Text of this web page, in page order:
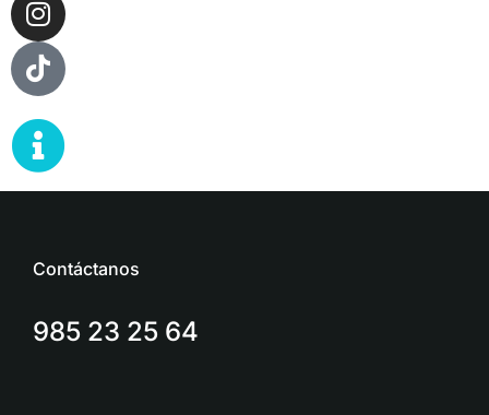
Contáctanos
985 23 25 64